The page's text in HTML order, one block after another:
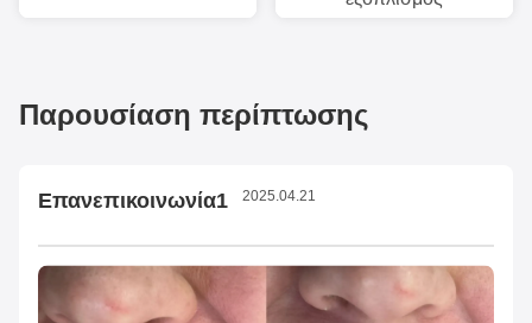
Παρουσίαση περίπτωσης
Επανεπικοινωνία1 2025.04.21